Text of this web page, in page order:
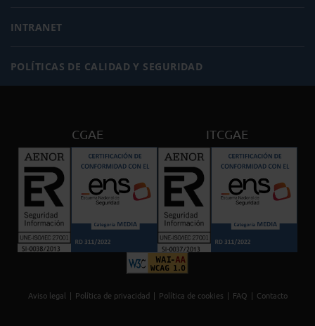
INTRANET
POLÍTICAS DE CALIDAD Y SEGURIDAD
CGAE ITCGAE
Aviso legal Política de privacidad Política de cookies FAQ Contacto